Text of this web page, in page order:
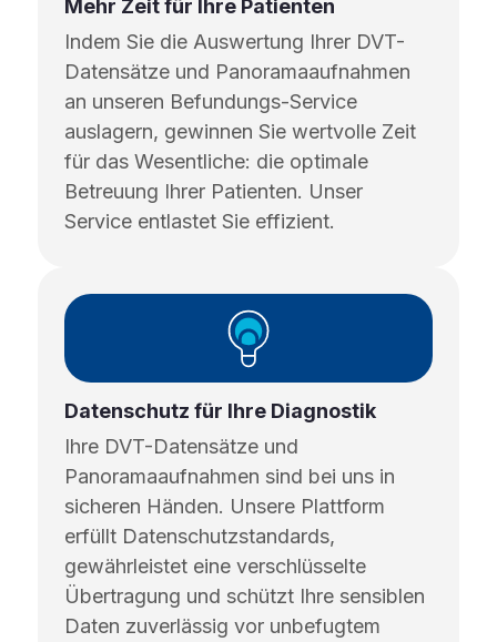
Mehr Zeit für Ihre Patienten
Indem Sie die Auswertung Ihrer DVT-
Datensätze und Panoramaaufnahmen
an unseren Befundungs-Service
auslagern, gewinnen Sie wertvolle Zeit
für das Wesentliche: die optimale
Betreuung Ihrer Patienten. Unser
Service entlastet Sie effizient.
Datenschutz für Ihre Diagnostik
Ihre DVT-Datensätze und
Panoramaaufnahmen sind bei uns in
sicheren Händen. Unsere Plattform
erfüllt Datenschutzstandards,
gewährleistet eine verschlüsselte
Übertragung und schützt Ihre sensiblen
Daten zuverlässig vor unbefugtem